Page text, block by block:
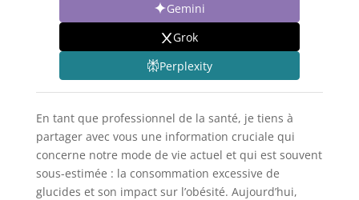
Gemini
Grok
Perplexity
En tant que professionnel de la santé, je tiens à
partager avec vous une information cruciale qui
concerne notre mode de vie actuel et qui est souvent
sous-estimée : la consommation excessive de
glucides et son impact sur l’obésité. Aujourd’hui,